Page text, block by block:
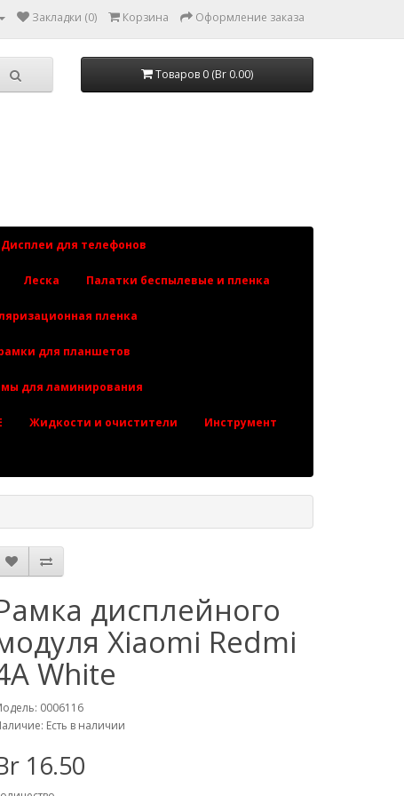
Закладки (0) Корзина Оформление заказа
Товаров 0 (Br 0.00)
Дисплеи для телефонов
Леска Палатки беспылевые и пленка
пленка
для планшетов
для ламинирования
Жидкости и очистители Инструмент
дисплейного
Xiaomi Redmi
White
0006116
Есть в наличии
16.50